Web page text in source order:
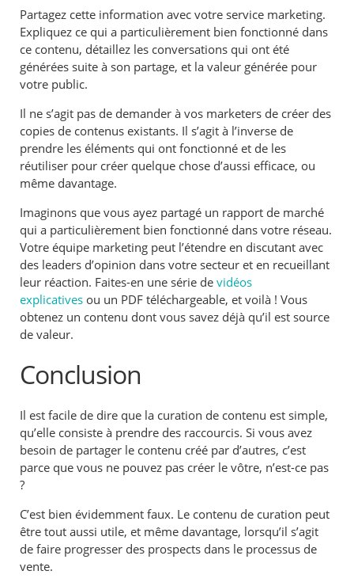
Partagez cette information avec votre service marketing.
Expliquez ce qui a particulièrement bien fonctionné dans
ce contenu, détaillez les conversations qui ont été
générées suite à son partage, et la valeur générée pour
votre public.
Il ne s’agit pas de demander à vos marketers de créer des
copies de contenus existants. Il s’agit à l’inverse de
prendre les éléments qui ont fonctionné et de les
réutiliser pour créer quelque chose d’aussi efficace, ou
même davantage.
Imaginons que vous ayez partagé un rapport de marché
qui a particulièrement bien fonctionné dans votre réseau.
Votre équipe marketing peut l’étendre en discutant avec
des leaders d’opinion dans votre secteur et en recueillant
leur réaction. Faites-en une série devidéos
explicatives ou un PDF téléchargeable, et voilà ! Vous
obtenez un contenu dont vous savez déjà qu’il est source
de valeur.
Conclusion
Il est facile de dire que la curation de contenu est simple,
qu’elle consiste à prendre des raccourcis. Si vous avez
besoin de partager le contenu créé par d’autres, c’est
parce que vous ne pouvez pas créer le vôtre, n’est-ce pas
?
C’est bien évidemment faux. Le contenu de curation peut
être tout aussi utile, et même davantage, lorsqu’il s’agit
de faire progresser des prospects dans le processus de
vente.